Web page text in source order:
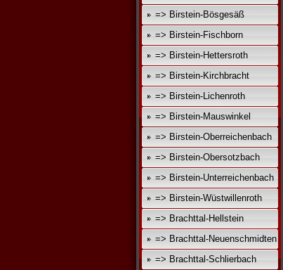
=> Birstein-Bösgesäß
=> Birstein-Fischborn
=> Birstein-Hettersroth
=> Birstein-Kirchbracht
=> Birstein-Lichenroth
=> Birstein-Mauswinkel
=> Birstein-Oberreichenbach
=> Birstein-Obersotzbach
=> Birstein-Unterreichenbach
=> Birstein-Wüstwillenroth
=> Brachttal-Hellstein
=> Brachttal-Neuenschmidten
=> Brachttal-Schlierbach